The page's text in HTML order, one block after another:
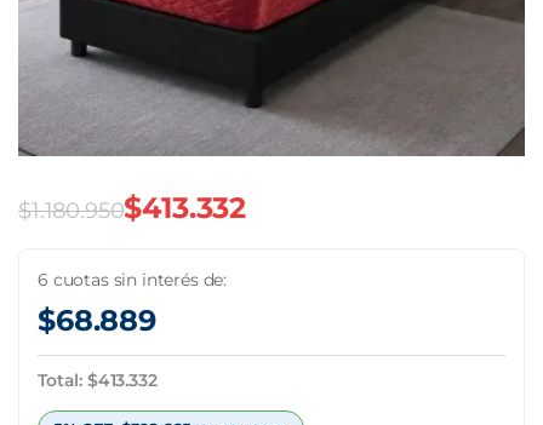
$1.180.950
precio
original
era:
$1.180.950.
$413.332
precio
actual
es:
$413.332.
6 cuotas sin interés de:
$68.889
Total: $413.332